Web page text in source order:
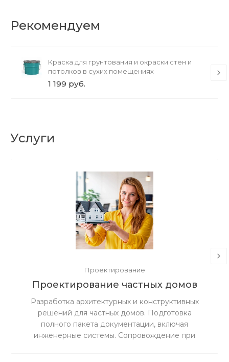
Рекомендуем
Краска для грунтования и окраски стен и
потолков в сухих помещениях
1 199 руб.
Услуги
Проектирование
Проектирование частных домов
Разработка архитектурных и конструктивных
решений для частных домов. Подготовка
полного пакета документации, включая
инженерные системы. Сопровождение при